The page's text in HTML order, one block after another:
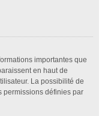
importantes que
en haut de
La possibilité de
permissions définies par